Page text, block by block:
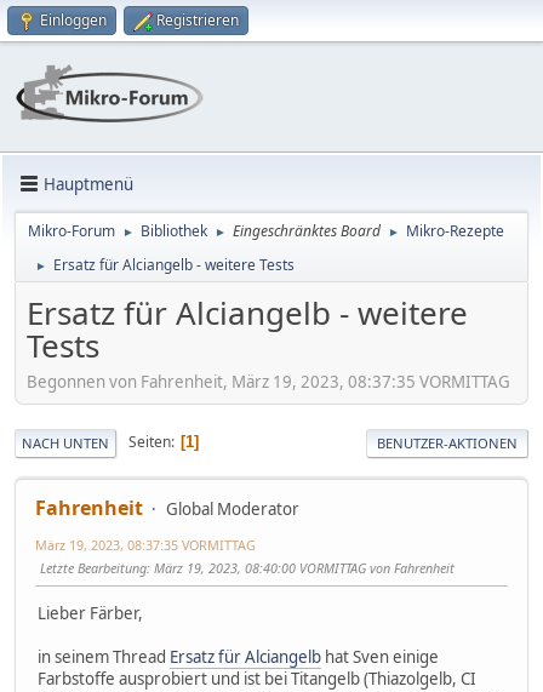
Einloggen Registrieren
Hauptmenü
Mikro-Forum ► Bibliothek ► Eingeschränktes Board ► Mikro-Rezepte
► Ersatz für Alciangelb - weitere Tests
Ersatz für Alciangelb - weitere
Tests
Begonnen von Fahrenheit, März 19, 2023, 08:37:35 VORMITTAG
NACH UNTEN Seiten 1 BENUTZER-AKTIONEN
Fahrenheit Global Moderator
März 19, 2023, 08:37:35 VORMITTAG
Letzte Bearbeitung: März 19, 2023, 08:40:00 VORMITTAG von Fahrenheit
Lieber Färber,
in seinem Thread Ersatz für Alciangelb hat Sven einige
Farbstoffe ausprobiert und ist bei Titangelb (Thiazolgelb, CI